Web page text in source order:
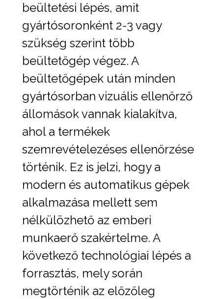
beültetési lépés, amit
gyártósoronként 2-3 vagy
szükség szerint több
beültetőgép végez. A
beültetőgépek után minden
gyártósorban vizuális ellenőrző
állomások vannak kialakítva,
ahol a termékek
szemrevételezéses ellenőrzése
történik. Ez is jelzi, hogy a
modern és automatikus gépek
alkalmazása mellett sem
nélkülözhető az emberi
munkaerő szakértelme. A
következő technológiai lépés a
forrasztás, mely során
megtörténik az előzőleg